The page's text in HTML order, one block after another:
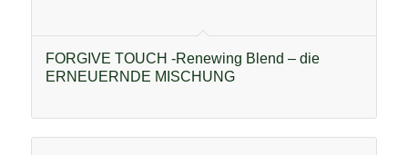
FORGIVE TOUCH -Renewing Blend – die
ERNEUERNDE MISCHUNG